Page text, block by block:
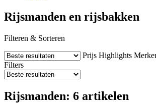
Rijsmanden en rijsbakken
Filteren & Sorteren
Prijs Highlights
Filters
Rijsmanden: 6 artikelen